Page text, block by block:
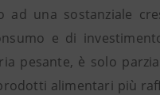
ad una sostanziale
e di
pesante, è solo
alimentari più